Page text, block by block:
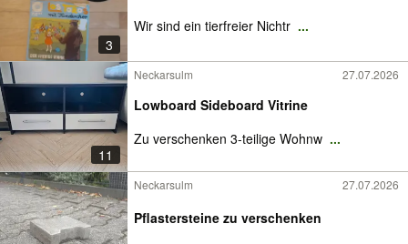
3
Wir sind ein tierfreier Nichtr ...
11
Neckarsulm 27.07.2026
Lowboard Sideboard Vitrine
Zu verschenken 3-teilige Wohnw ...
Neckarsulm 27.07.2026
Pflastersteine zu verschenken